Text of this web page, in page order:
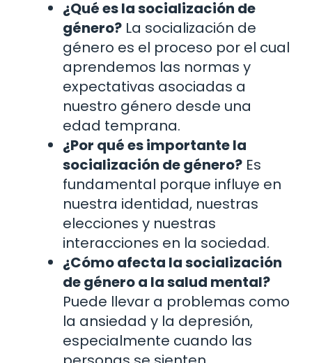
¿Qué es la socialización de
género? La socialización de
género es el proceso por el cual
aprendemos las normas y
expectativas asociadas a
nuestro género desde una
edad temprana.
¿Por qué es importante la
socialización de género? Es
fundamental porque influye en
nuestra identidad, nuestras
elecciones y nuestras
interacciones en la sociedad.
¿Cómo afecta la socialización
de género a la salud mental?
Puede llevar a problemas como
la ansiedad y la depresión,
especialmente cuando las